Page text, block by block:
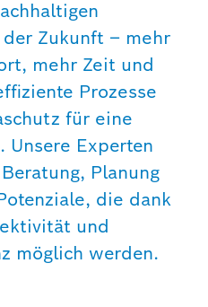
Zukunft – mehr
mehr Zeit und
Prozesse
für eine
Experten
Planung
die dank
und
möglich werden.